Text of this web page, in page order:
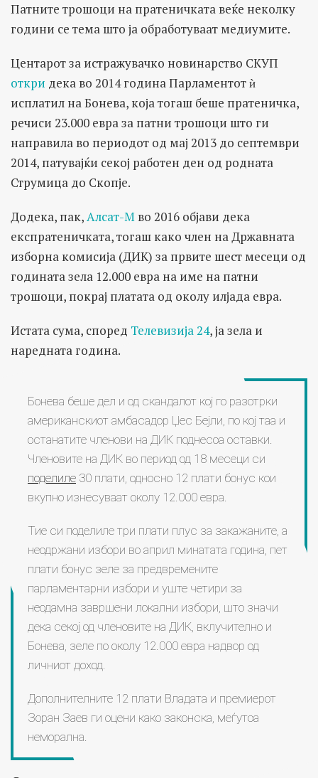
Патните трошоци на пратеничката веќе неколку
години се тема што ја обработуваат медиумите.
Центарот за истражувачко новинарство СКУП
откри дека во 2014 година Парламентот ѝ
исплатил на Бонева, која тогаш беше пратеничка,
речиси 23.000 евра за патни трошоци што ги
направила во периодот од мај 2013 до септември
2014, патувајќи секој работен ден од родната
Струмица до Скопје.
Додека, пак,Алсат-М во 2016 објави дека
експратеничката, тогаш како член на Државната
изборна комисија (ДИК) за првите шест месеци од
годината зела 12.000 евра на име на патни
трошоци, покрај платата од околу илјада евра.
Истата сума, според Телевизија 24, ја зела и
наредната година.
Бонева беше дел и од скандалот кој го разотрки
американскиот амбасадор Џес Бејли, по кој таа и
останатите членови на ДИК поднесоа оставки.
Членовите на ДИК во период од 18 месеци си
поделиле 30 плати, односно 12 плати бонус кои
вкупно изнесуваат околу 12.000 евра.
Тие си поделиле три плати плус за закажаните, а
неодржани избори во април минатата година, пет
плати бонус зеле за предвремените
парламентарни избори и уште четири за
неодамна завршени локални избори, што значи
дека секој од членовите на ДИК, вклучително и
Бонева, зеле по околу 12.000 евра надвор од
личниот доход.
Дополнителните 12 плати Владата и премиерот
Зоран Заев ги оцени како законска, меѓутоа
неморална.